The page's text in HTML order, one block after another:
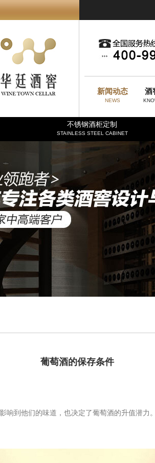
新闻动态
NEWS
酒
不锈钢酒柜定制
STAINLESS STEEL CABINET
葡萄酒的保存条件
到他们的味道，也决定了葡萄酒的升值潜力